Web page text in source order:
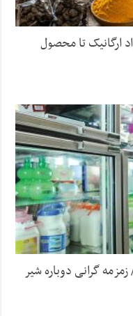
ارگانیک تا محصول
گرانی دوباره شیر